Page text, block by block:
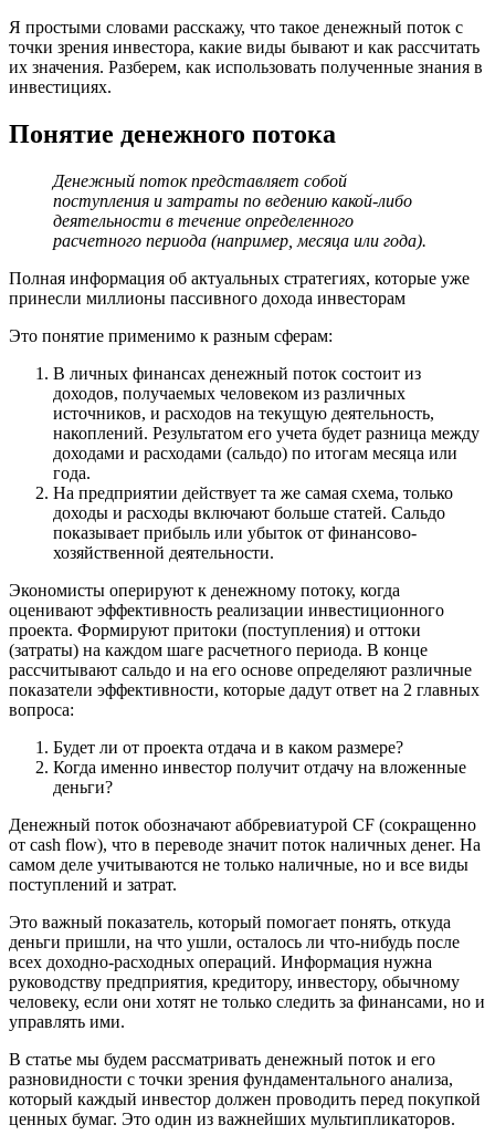
Я простыми словами расскажу, что такое денежный поток с
точки зрения инвестора, какие виды бывают и как рассчитать
их значения. Разберем, как использовать полученные знания в
инвестициях.
Понятие денежного потока
Денежный поток представляет собой
поступления и затраты по ведению какой-либо
деятельности в течение определенного
расчетного периода (например, месяца или года).
Полная информация об актуальных стратегиях, которые уже
принесли миллионы пассивного дохода инвесторам
Это понятие применимо к разным сферам:
В личных финансах денежный поток состоит из
доходов, получаемых человеком из различных
источников, и расходов на текущую деятельность,
накоплений. Результатом его учета будет разница между
доходами и расходами (сальдо) по итогам месяца или
года.
На предприятии действует та же самая схема, только
доходы и расходы включают больше статей. Сальдо
показывает прибыль или убыток от финансово-
хозяйственной деятельности.
Экономисты оперируют к денежному потоку, когда
оценивают эффективность реализации инвестиционного
проекта. Формируют притоки (поступления) и оттоки
(затраты) на каждом шаге расчетного периода. В конце
рассчитывают сальдо и на его основе определяют различные
показатели эффективности, которые дадут ответ на 2 главных
вопроса:
Будет ли от проекта отдача и в каком размере?
Когда именно инвестор получит отдачу на вложенные
деньги?
Денежный поток обозначают аббревиатурой CF (сокращенно
от cash flow), что в переводе значит поток наличных денег. На
самом деле учитываются не только наличные, но и все виды
поступлений и затрат.
Это важный показатель, который помогает понять, откуда
деньги пришли, на что ушли, осталось ли что-нибудь после
всех доходно-расходных операций. Информация нужна
руководству предприятия, кредитору, инвестору, обычному
человеку, если они хотят не только следить за финансами, но и
управлять ими.
В статье мы будем рассматривать денежный поток и его
разновидности с точки зрения фундаментального анализа,
который каждый инвестор должен проводить перед покупкой
ценных бумаг. Это один из важнейших мультипликаторов.